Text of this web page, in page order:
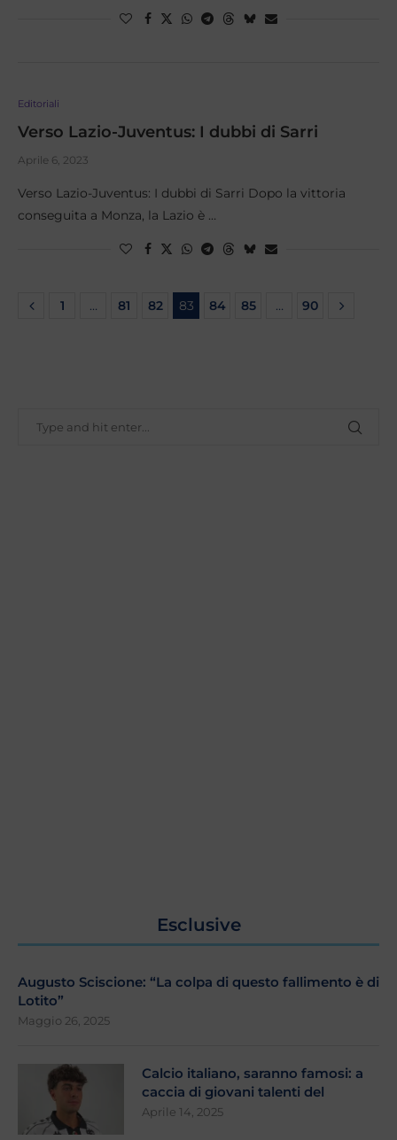
Editoriali
Verso Lazio-Juventus: I dubbi di Sarri
Aprile 6, 2023
Verso Lazio-Juventus: I dubbi di Sarri Dopo la vittoria
conseguita a Monza, la Lazio è …
1 … 81 82 83 84 85 … 90
Esclusive
Augusto Sciscione: “La colpa di questo fallimento è di
Lotito”
Maggio 26, 2025
Calcio italiano, saranno famosi: a
caccia di giovani talenti del
Aprile 14, 2025